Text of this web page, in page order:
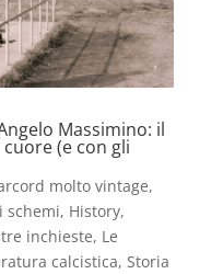
Massimino: il
(e con gli
molto vintage,
schemi, History,
inchieste, Le
calcistica, Storia